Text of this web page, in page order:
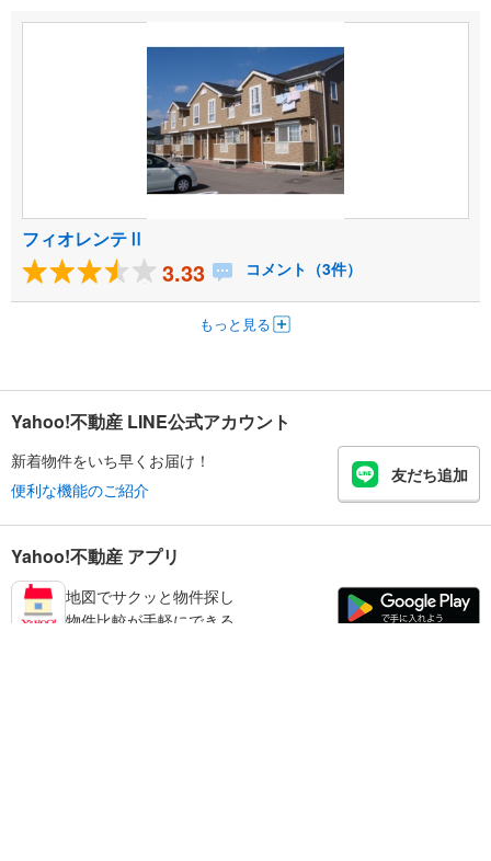
フィオレンテⅡ
3.33 コメント（3件）
もっと見る
Yahoo!不動産 LINE公式アカウント
新着物件をいち早くお届け！
便利な機能のご紹介
友だち追加
Yahoo!不動産 アプリ
地図でサクッと物件探し
物件比較が手軽にできる